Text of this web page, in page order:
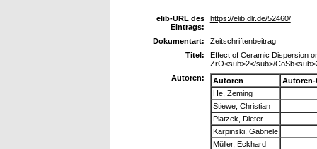
elib-URL des
Eintrags:
https://elib.dlr.de/52460/
Dokumentart:
Zeitschriftenbeitrag
Titel:
Effect of Ceramic Dispersion
ZrO<sub>2</sub>/
Autoren:
Autoren
Autoren-
He, Zeming
Stiewe, Christian
Platzek, Dieter
Karpinski, Gabriele
Müller, Eckhard